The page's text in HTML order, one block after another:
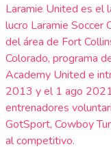
Laramie United es el
lucro Laramie Soccer
del área de Fort
Colorado, programa
Academy United e
2013 y el 1 ago
entrenadores
GotSport, Cowboy
al competitivo.